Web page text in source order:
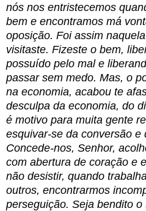
nós nos entristecemos
bem e encontramos má
oposição. Foi assim
visitaste. Fizeste o bem,
possuído pelo mal e
passar sem medo. Mas, o
na economia, acabou te
desculpa da economia, do
é motivo para muita gente
esquivar-se da conversão e
Concede-nos, Senhor,
com abertura de coração e
não desistir, quando
outros, encontrarmos
perseguição. Seja bendito